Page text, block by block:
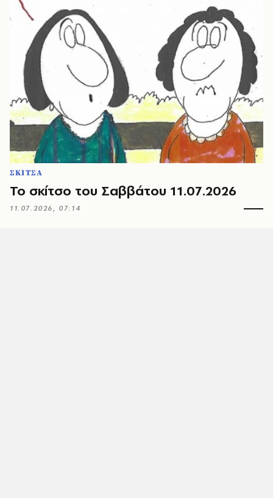
ΣΚΙΤΣΑ
Το σκίτσο του Σαββάτου 11.07.2026
11.07.2026, 07:14